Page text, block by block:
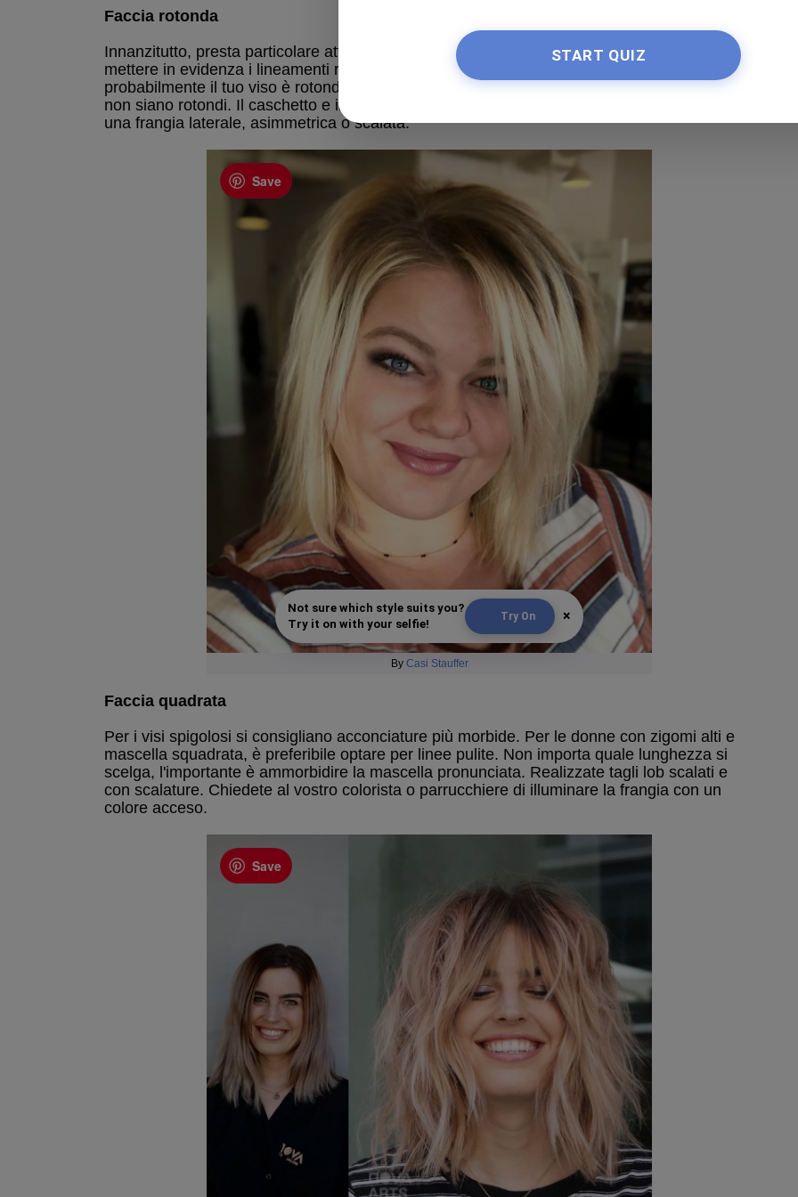
Faccia rotonda
Innanzitutto, presta particolare attenzione alla forma del viso. Tira indietro i capelli per
mettere in evidenza i lineamenti reali del tuo viso. Se hai guance piene e zigomi alti,
probabilmente il tuo viso è rotondo. Per bilanciare l'immagine, scegli tagli di capelli corti che
non siano rotondi. Il caschetto e il pixie cut ti staranno benissimo. Puoi anche optare per
una frangia laterale, asimmetrica o scalata.
Save
Not sure which style suits you?
Try it on with your selfie!
Try On ×
By Casi Stauffer
Faccia quadrata
Per i visi spigolosi si consigliano acconciature più morbide. Per le donne con zigomi alti e
mascella squadrata, è preferibile optare per linee pulite. Non importa quale lunghezza si
scelga, l'importante è ammorbidire la mascella pronunciata. Realizzate tagli lob scalati e
con scalature. Chiedete al vostro colorista o parrucchiere di illuminare la frangia con un
colore acceso.
Save
START QUIZ